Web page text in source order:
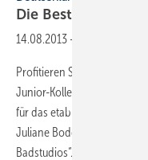
Die Besten der
14.08.2013 -
Profitieren Sie, liebe SBZ-
Junior-Kollegin, die wir in
für das etablierte Paar
Juliane Boddenberg in der
Badstudios“.